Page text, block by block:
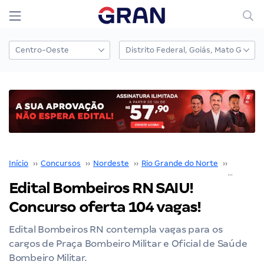
Início ›› Concursos ›› Nordeste ›› Rio Grande do Norte ››
Edital Bombeiros RN SAIU!
Concurso oferta 104 vagas!
Edital Bombeiros RN contempla vagas para os
cargos de Praça Bombeiro Militar e Oficial de Saúde
Bombeiro Militar.